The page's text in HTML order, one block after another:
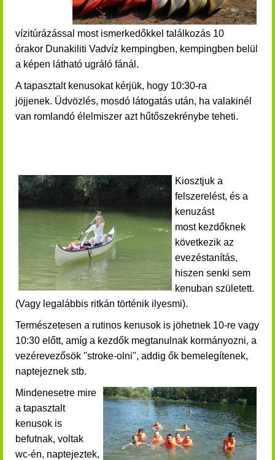
vízitúrázással most ismerkedőkkel találkozás 10
órakor Dunakiliti Vadvíz kempingben, kempingben belül
a képen látható ugráló fánál.
A tapasztalt kenusokat kérjük, hogy 10:30-ra
jöjjenek. Üdvözlés, mosdó látogatás után, ha valakinél
van romlandó élelmiszer azt hűtőszekrénybe teheti.
Kiosztjuk a
felszerelést, és a
kenuzást
most kezdőknek
következik az
evezéstanítás,
hiszen senki sem
kenuban született.
(Vagy legalábbis ritkán történik ilyesmi).
Természetesen a rutinos kenusok is jöhetnek 10-re vagy
10:30 előtt, amíg a kezdők megtanulnak kormányozni, a
vezérevezősök "stroke-olni", addig ők bemelegítenek,
naptejeznek stb.
Mindenesetre mire
a tapasztalt
kenusok is
befutnak, voltak
wc-én, naptejeztek,